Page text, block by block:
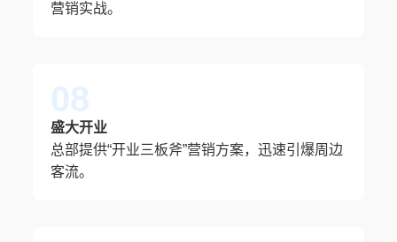
营销实战。
08
盛大开业
总部提供“开业三板斧”营销方案，迅速引爆周边
客流。